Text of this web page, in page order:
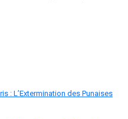
Parfum Élégant et Intemporel